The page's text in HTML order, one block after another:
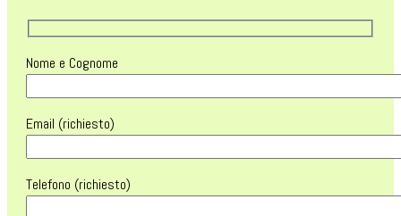
Nome e Cognome
Email (richiesto)
Telefono (richiesto)